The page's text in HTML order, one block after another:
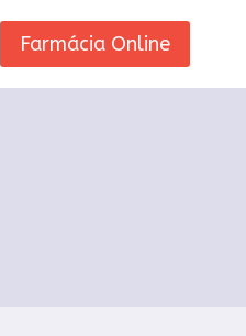
Farmácia Online